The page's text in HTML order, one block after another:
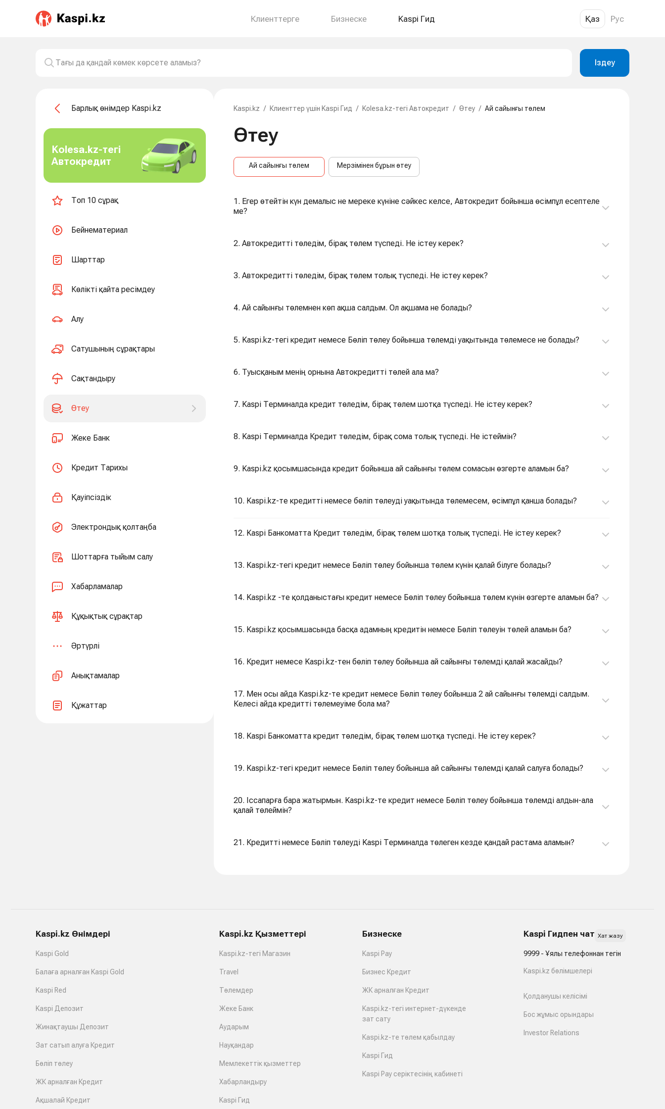
Клиенттерге Бизнеске Kaspi Гид Қаз Рус
Іздеу
Барлық өнімдер Kaspi.kz
Kolesa.kz-тегі
Автокредит
Топ 10 сұрақ
Бейнематериал
Шарттар
Көлікті қайта ресімдеу
Алу
Сатушының сұрақтары
Сақтандыру
Өтеу
Жеке Банк
Кредит Тарихы
Қауіпсіздік
Электрондық қолтаңба
Шоттарға тыйым салу
Хабарламалар
Құқықтық сұрақтар
Әртүрлі
Анықтамалар
Құжаттар
Kaspi.kz / Клиенттер үшін Kaspi Гид / Kolesa.kz-тегі Автокредит / Өтеу / Ай сайынғы төлем
Өтеу
Ай сайынғы төлем Мерзімінен бұрын өтеу
1. Егер өтейтін күн демалыс не мереке күніне сәйкес келсе, Автокредит бойынша өсімпұл есептеле
ме?
2. Автокредитті төледім, бірақ төлем түспеді. Не істеу керек?
3. Автокредитті төледім, бірақ төлем толық түспеді. Не істеу керек?
4. Ай сайынғы төлемнен көп ақша салдым. Ол ақшама не болады?
5. Kaspi.kz-тегі кредит немесе Бөліп төлеу бойынша төлемді уақытында төлемесе не болады?
6. Туысқаным менің орнына Автокредитті төлей ала ма?
7. Kaspi Терминалда кредит төледім, бірақ төлем шотқа түспеді. Не істеу керек?
8. Kaspi Терминалда Кредит төледім, бірақ сома толық түспеді. Не істеймін?
9. Kaspi.kz қосымшасында кредит бойынша ай сайынғы төлем сомасын өзгерте аламын ба?
10. Kaspi.kz-те кредитті немесе бөліп төлеуді уақытында төлемесем, өсімпұл қанша болады?
12. Kaspi Банкоматта Кредит төледім, бірақ төлем шотқа толық түспеді. Не істеу керек?
13. Kaspi.kz-тегі кредит немесе Бөліп төлеу бойынша төлем күнін қалай білуге болады?
14. Kaspi.kz -те қолданыстағы кредит немесе Бөліп төлеу бойынша төлем күнін өзгерте аламын ба?
15. Kaspi.kz қосымшасында басқа адамның кредитін немесе Бөліп төлеуін төлей аламын ба?
16. Кредит немесе Kaspi.kz-тен бөліп төлеу бойынша ай сайынғы төлемді қалай жасайды?
17. Мен осы айда Kaspi.kz-те кредит немесе Бөліп төлеу бойынша 2 ай сайынғы төлемді салдым.
Келесі айда кредитті төлемеуіме бола ма?
18. Kaspi Банкоматта кредит төледім, бірақ төлем шотқа түспеді. Не істеу керек?
19. Kaspi.kz-тегі кредит немесе Бөліп төлеу бойынша ай сайынғы төлемді қалай салуға болады?
20. Іссапарға бара жатырмын. Kaspi.kz-те кредит немесе Бөліп төлеу бойынша төлемді алдын-ала
қалай төлеймін?
21. Кредитті немесе Бөліп төлеуді Kaspi Терминалда төлеген кезде қандай растама аламын?
Kaspi.kz Өнімдері
Kaspi Gold
Балаға арналған Kaspi Gold
Kaspi Red
Kaspi Депозит
Жинақтаушы Депозит
Зат сатып алуға Кредит
Бөліп төлеу
ЖК арналған Кредит
Ақшалай Кредит
Kaspi.kz Қызметтері
Kaspi.kz-тегі Магазин
Travel
Төлемдер
Жеке Банк
Аударым
Науқандар
Мемлекеттік қызметтер
Хабарландыру
Kaspi Гид
Бизнеске
Kaspi Pay
Бизнес Кредит
ЖК арналған Кредит
Kaspi.kz-тегі интернет-дүкенде
зат сату
Kaspi.kz-те төлем қабылдау
Kaspi Гид
Kaspi Pay серіктесінің кабинеті
Kaspi Гидпен чат Хат жазу
9999 - Ұялы телефоннан тегін
Kaspi.kz бөлімшелері
Қолданушы келісімі
Бос жұмыс орындары
Investor Relations